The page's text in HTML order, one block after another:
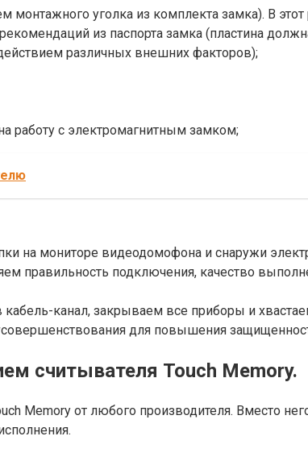
уголка из комплекта замка). В этот
из паспорта замка (пластина
различных внешних факторов);
работу с электромагнитным замком;
на мониторе видеодомофона и снаружи
правильность подключения, качество
кабель-канал, закрываем все приборы и
для повышения
считывателя Touch Memory.
Memory от любого производителя. Вместо